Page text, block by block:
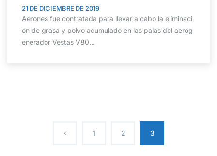
21 DE DICIEMBRE DE 2019
Aerones fue contratada para llevar a cabo la eliminaci
ón de grasa y polvo acumulado en las palas del aerog
enerador Vestas V80...
1 2 3